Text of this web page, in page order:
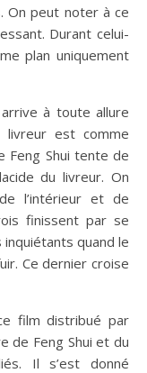
On peut noter à ce
Durant celui-
plan uniquement
à toute allure
livreur est comme
Feng Shui tente de
du livreur. On
l’intérieur et de
finissent par se
quand le
Ce dernier croise
film distribué par
de Feng Shui et du
Il s’est donné